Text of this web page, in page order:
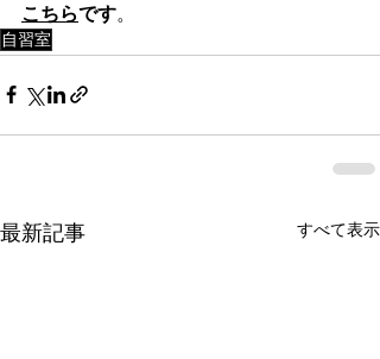
こちらです。
自習室
最新記事 すべて表示